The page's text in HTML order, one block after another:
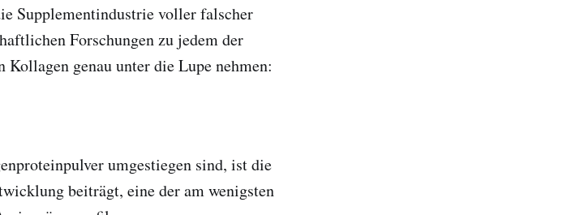
Supplementindustrie voller falscher
Forschungen zu jedem der
genau unter die Lupe nehmen:
umgestiegen sind, ist die
beiträgt, eine der am wenigsten